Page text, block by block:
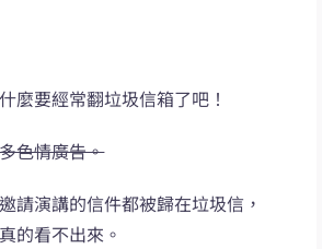
麼要經常翻垃圾信箱了吧！
色情廣告。
請演講的信件都被歸在垃圾信，
的看不出來。